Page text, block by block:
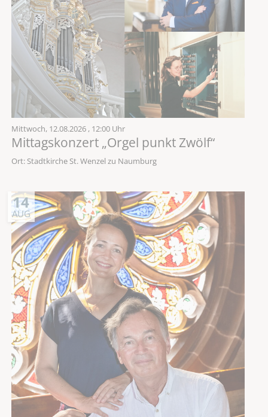
Mittwoch, 12.08.2026 , 12:00 Uhr
Mittagskonzert „Orgel punkt Zwölf“
Ort: Stadtkirche St. Wenzel zu Naumburg
14
AUG